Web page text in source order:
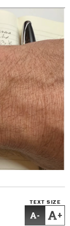
TEXT SIZE
- +